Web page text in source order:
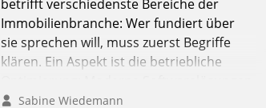
betrifft verschiedenste Bereiche der
Immobilienbranche: Wer fundiert über
sie sprechen will, muss zuerst Begriffe
klären. Ein Aspekt ist die betriebliche
ermöglichen große Einsparungen durch
Sabine Wiedemann